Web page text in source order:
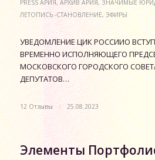
PRESS АРИЯ,АРХИВ АРИЯ,ЗНАЧИМЫЕ
ЛЕТОПИСЬ -СТАНОВЛЕНИЕ,ЭФИРЫ
УВЕДОМЛЕНИЕ ЦИК РОССИИО
ВРЕМЕННО ИСПОЛНЯЮЩЕГО
МОСКОВСКОГО ГОРОДСКОГО
ДЕПУТАТОВ…
12 Отзывы / 25.08.2023
Элементы